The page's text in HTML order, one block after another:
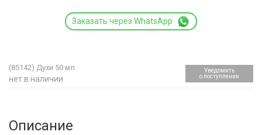
Заказать через WhatsApp
(85142) Духи 50 мл
нет в наличии
Уведомить
о поступлении
Описание